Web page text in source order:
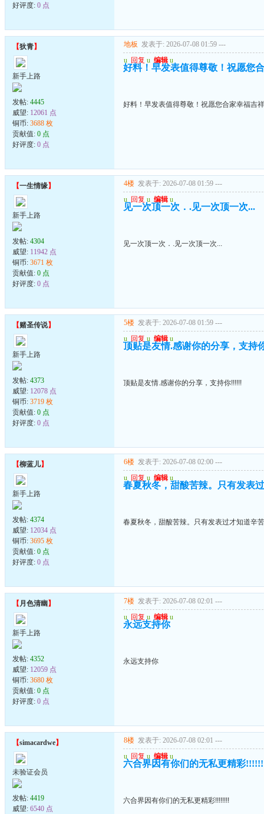
好评度: 0 点
【狄青】
新手上路
发帖: 4445
威望: 12061 点
铜币: 3688 枚
贡献值: 0 点
好评度: 0 点
地板 发表于: 2026-07-08 01:59 ---
u 回复 u 编辑 u
好料！早发表值得尊敬！祝愿您
好料！早发表值得尊敬！祝愿您合家幸福吉
【一生情缘】
新手上路
发帖: 4304
威望: 11942 点
铜币: 3671 枚
贡献值: 0 点
好评度: 0 点
4楼 发表于: 2026-07-08 01:59 ---
u 回复 u 编辑 u
见一次顶一次．.见一次顶一次...
见一次顶一次．.见一次顶一次...
【赌圣传说】
新手上路
发帖: 4373
威望: 12078 点
铜币: 3719 枚
贡献值: 0 点
好评度: 0 点
5楼 发表于: 2026-07-08 01:59 ---
u 回复 u 编辑 u
顶贴是友情.感谢你的分享，支持
顶贴是友情.感谢你的分享，支持你!!!!!!
【柳蓝儿】
新手上路
发帖: 4374
威望: 12034 点
铜币: 3695 枚
贡献值: 0 点
好评度: 0 点
6楼 发表于: 2026-07-08 02:00 ---
u 回复 u 编辑 u
春夏秋冬，甜酸苦辣。只有发表
春夏秋冬，甜酸苦辣。只有发表过才知道辛
【月色清幽 】
新手上路
发帖: 4352
威望: 12059 点
铜币: 3680 枚
贡献值: 0 点
好评度: 0 点
7楼 发表于: 2026-07-08 02:01 ---
u 回复 u 编辑 u
永远支持你
永远支持你
【simacardwe】
未验证会员
发帖: 4419
威望: 6540 点
8楼 发表于: 2026-07-08 02:01 ---
u 回复 u 编辑 u
六合界因有你们的无私更精彩
六合界因有你们的无私更精彩!!!!!!!!